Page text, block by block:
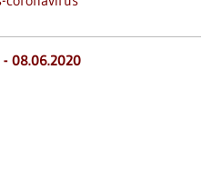
08.06.2020